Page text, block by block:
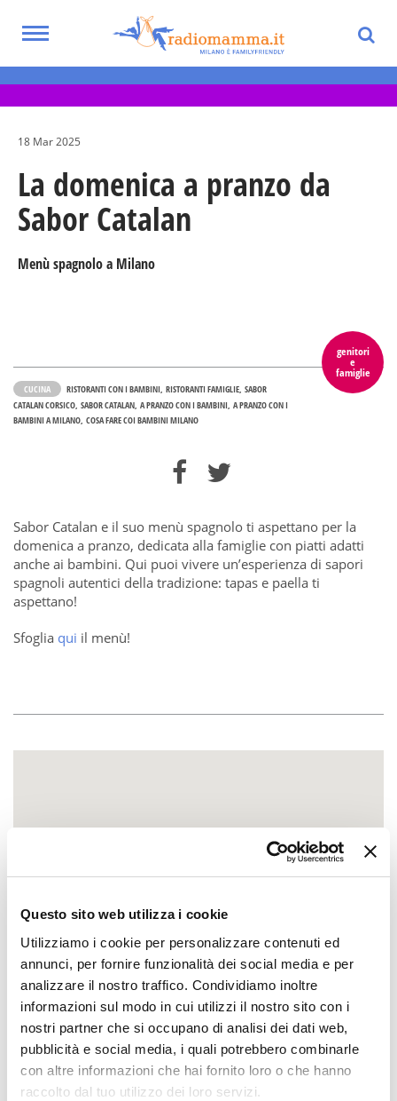
Questo sito web utilizza i cookie
Utilizziamo i cookie per personalizzare contenuti ed
annunci, per fornire funzionalità dei social media e per
analizzare il nostro traffico. Condividiamo inoltre
informazioni sul modo in cui utilizzi il nostro sito con i
nostri partner che si occupano di analisi dei dati web,
pubblicità e social media, i quali potrebbero combinarle
con altre informazioni che hai fornito loro o che hanno
raccolto dal tuo utilizzo dei loro servizi.
main
Toggle
Eventi per bambini, ragazzi e adolescenti
nella Città Metropolitana di Milano
18 Mar 2025
La domenica a pranzo da
Sabor Catalan
Menù spagnolo a Milano
genitori
e
famiglie
CUCINA RISTORANTI CON I BAMBINI RISTORANTI FAMIGLIE SABOR
CATALAN CORSICO SABOR CATALAN A PRANZO CON I BAMBINI A PRANZO CON I
BAMBINI A MILANO COSA FARE COI BAMBINI MILANO
Sabor Catalan e il suo menù spagnolo ti aspettano per la
domenica a pranzo, dedicata alla famiglie con piatti adatti
anche ai bambini. Qui puoi vivere un’esperienza di sapori
spagnoli autentici della tradizione: tapas e paella ti
aspettano!
Sfoglia qui il menù!